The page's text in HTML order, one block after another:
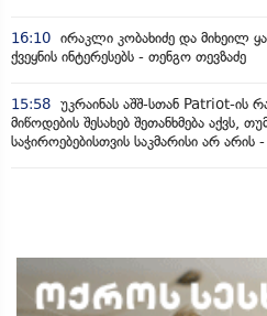
16:10 ირაკლი კობახიძე და მიხეილ
ქვეყნის ინტერესებს - თენგო თევზაძე
15:58 უკრაინას აშშ-სთან Patriot-ის
მიწოდების შესახებ შეთანხმება აქვს,
საჭიროებებისთვის საკმარისი არ